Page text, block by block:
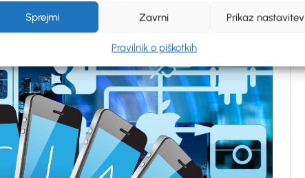
Sprejmi Zavrni Prikaz nastavitev
Pravilnik o piškotkih